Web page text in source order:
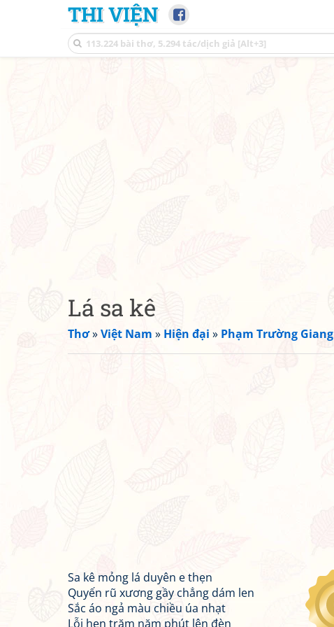
THI VIỆN
Lá sa kê
Thơ»Việt Nam » Hiện đại » Phạm Trường Giang
Sa kê mỏng lá duyên e thẹn
Quyến rũ xương gầy chẳng dám len
Sắc áo ngả màu chiều úa nhạt
Lỗi hẹn trăm năm phút lên đèn